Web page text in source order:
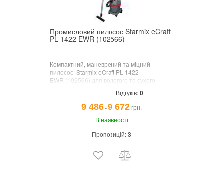
Промисловий пилосос Starmix eCraft
PL 1422 EWR (102566)
Компактний, маневрений та міцний
пилосос Starmix eCraft PL 1422
EWR (102566) для вологого та сухого
допомогою PressClean. Ідеально підходить
як пилосос для швидкого використання
вдома, в кімнаті для хобі чи в майстерні.
Відгуків:0
9 486¯9 672грн.
В наявності
Пропозицій:3